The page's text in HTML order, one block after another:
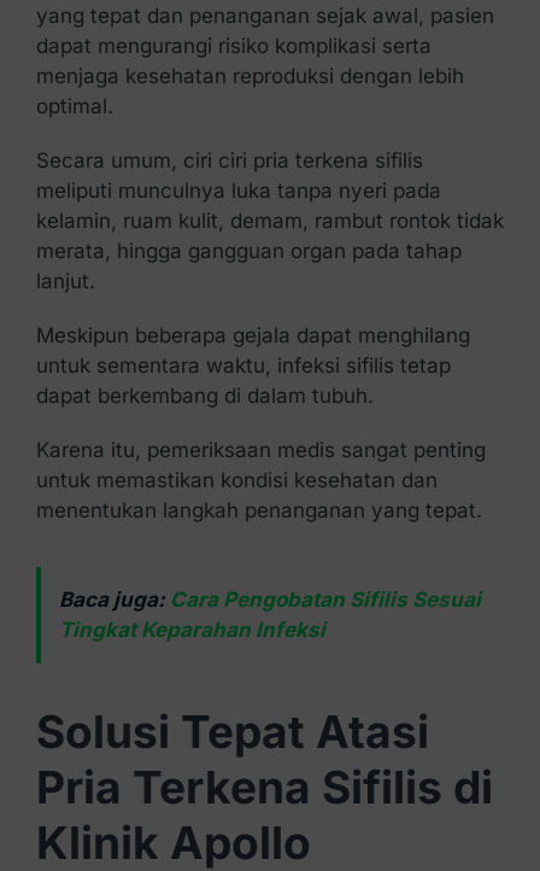
yang tepat dan penanganan sejak awal, pasien
dapat mengurangi risiko komplikasi serta
menjaga kesehatan reproduksi dengan lebih
optimal.
Secara umum, ciri ciri pria terkena sifilis
meliputi munculnya luka tanpa nyeri pada
kelamin, ruam kulit, demam, rambut rontok tidak
merata, hingga gangguan organ pada tahap
lanjut.
Meskipun beberapa gejala dapat menghilang
untuk sementara waktu, infeksi sifilis tetap
dapat berkembang di dalam tubuh.
Karena itu, pemeriksaan medis sangat penting
untuk memastikan kondisi kesehatan dan
menentukan langkah penanganan yang tepat.
Baca juga: Cara Pengobatan Sifilis Sesuai
Tingkat Keparahan Infeksi
Solusi Tepat Atasi
Pria Terkena Sifilis di
Klinik Apollo